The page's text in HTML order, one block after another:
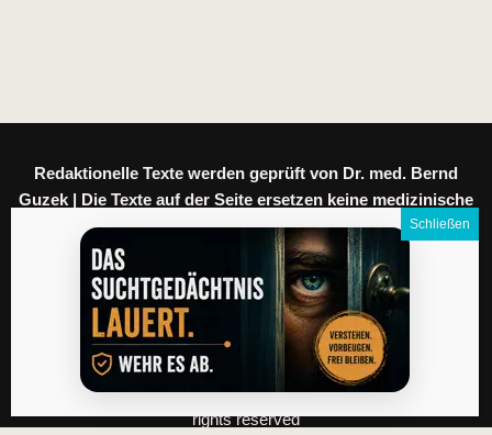
Redaktionelle Texte werden geprüft von Dr. med. Bernd
Guzek | Die Texte auf der Seite ersetzen keine medizinische
Beratung.
Meine Daten|Datenschutz|Impressum AGB|Kontakt
English version
Coaching
Alle Rechte vorbehalten: Guzek Verlagsgesellschaft, Wien. © All
rights reserved